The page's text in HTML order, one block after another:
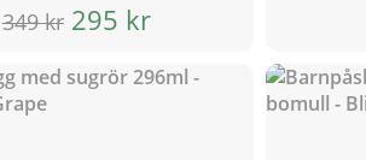
349 kr295 kr